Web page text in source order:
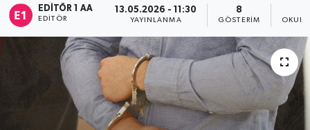
EDITÖR 1 AA
EDITÖR
13.05.2026 - 11:30
YAYINLANMA
8
GÖSTERIM
Sağlık
Siyaset
Spor
Türkiye